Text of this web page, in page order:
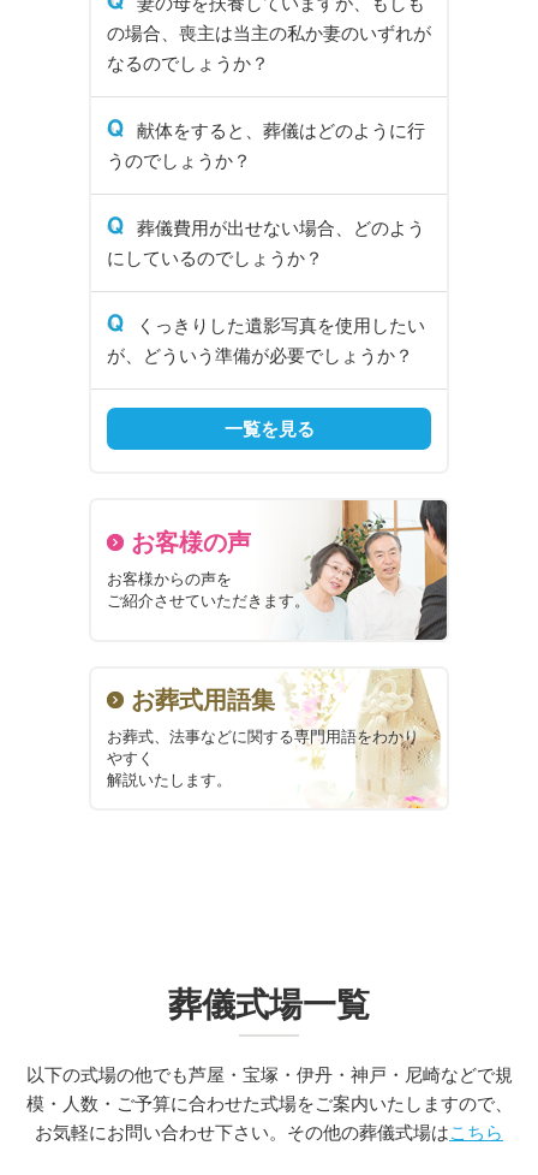
の場合、喪主は当主の私か妻のいずれが
なるのでしょうか？
Q
献体をすると、葬儀はどのように行
うのでしょうか？
Q
葬儀費用が出せない場合、どのよう
にしているのでしょうか？
Q
くっきりした遺影写真を使用したい
が、どういう準備が必要でしょうか？
一覧を見る
お客様の声
お客様からの声を
ご紹介させていただきます。
お葬式用語集
お葬式、法事などに関する専門用語をわかり
やすく
解説いたします。
葬儀式場一覧
以下の式場の他でも芦屋・宝塚・伊丹・神戸・尼崎などで規
模・人数・ご予算に合わせた式場をご案内いたしますので、
お気軽にお問い合わせ下さい。その他の葬儀式場はこちら